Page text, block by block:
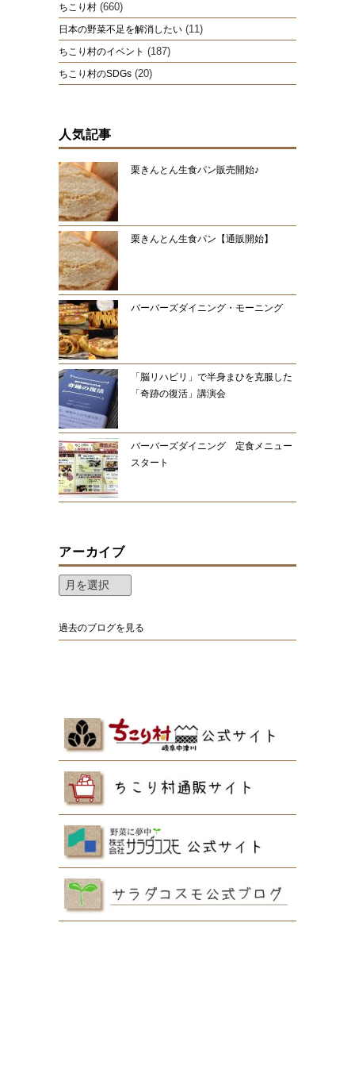
ちこり村 (660)
日本の野菜不足を解消したい (11)
ちこり村のイベント (187)
ちこり村のSDGs (20)
人気記事
栗きんとん生食パン販売開始♪
栗きんとん生食パン【通販開始】
バーバーズダイニング・モーニング
「脳リハビリ」で半身まひを克服した
「奇跡の復活」講演会
バーバーズダイニング 定食メニュー
スタート
アーカイブ
過去のブログを見る